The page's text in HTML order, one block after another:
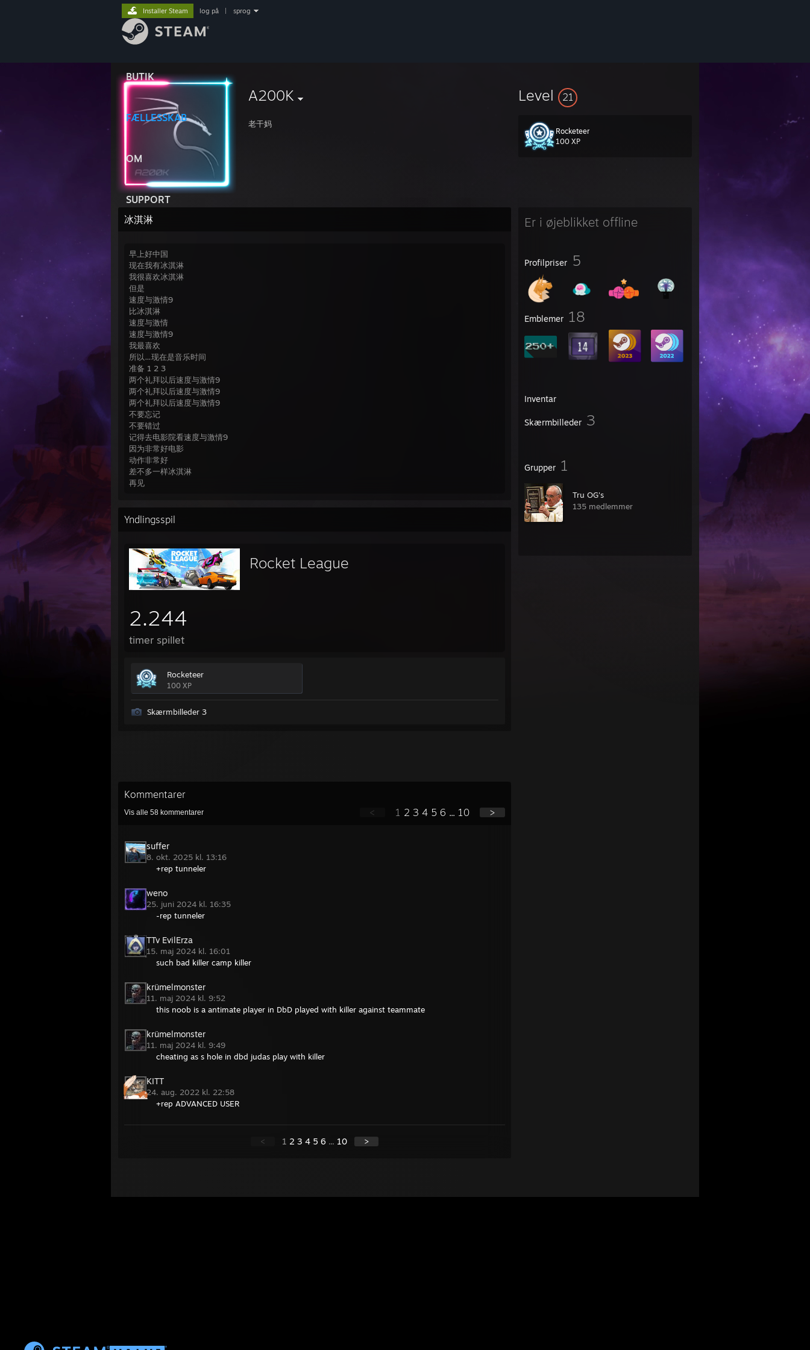
BUTIK
FÆLLESSKAB
OM
SUPPORT
Installer Steam log på sprog
A200K
老干妈
Level 21
Rocketeer
100 XP
Er i øjeblikket offline
Profilpriser 5
Emblemer 18
Inventar
Skærmbilleder 3
Grupper 1
Tru OG's
135 medlemmer
冰淇淋
早上好中国
现在我有冰淇淋
我很喜欢冰淇淋
但是
速度与激情9
比冰淇淋
速度与激情
速度与激情9
我最喜欢
所以…现在是音乐时间
准备 1 2 3
两个礼拜以后速度与激情9
两个礼拜以后速度与激情9
两个礼拜以后速度与激情9
不要忘记
不要错过
记得去电影院看速度与激情9
因为非常好电影
动作非常好
差不多一样冰淇淋
再见
Yndlingsspil
Rocket League
2.244
timer spillet
Rocketeer
100 XP
Skærmbilleder 3
Kommentarer
Vis alle 58 kommentarer < 1 2 3 4 5 6 ... 10 >
suffer
8. okt. 2025 kl. 13:16
+rep tunneler
weno
25. juni 2024 kl. 16:35
-rep tunneler
TTv EvilErza
15. maj 2024 kl. 16:01
such bad killer camp killer
krümelmonster
11. maj 2024 kl. 9:52
this noob is a antimate player in DbD played with killer against teammate
krümelmonster
11. maj 2024 kl. 9:49
cheating as s hole in dbd judas play with killer
KITT
24. aug. 2022 kl. 22:58
+rep ADVANCED USER
< 1 2 3 4 5 6 ... 10 >